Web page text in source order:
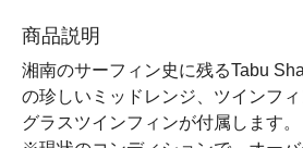
商品説明
湘南のサーフィン史に残るTabu
の珍しいミッドレンジ、ツインフ
グラスツインフィンが付属します。